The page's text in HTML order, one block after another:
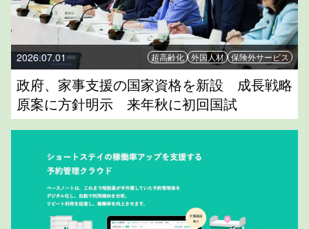
2026.07.01 超高齢化 外国人材 保険外サービス
政府、家事支援の国家資格を新設 成長戦略
原案に方針明示 来年秋に初回国試